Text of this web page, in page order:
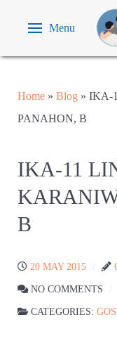
Menu
Home » Blog » IKA-
PANAHON, B
IKA-11
B
20 MAY 2015
NO COMMENTS
CATEGORIES: